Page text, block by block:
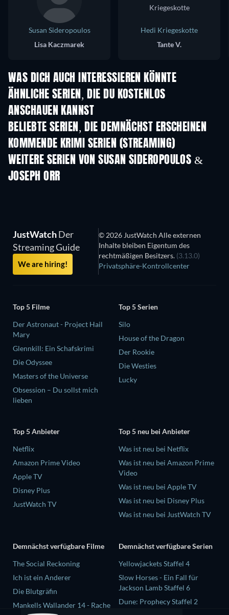
Susan Sideropoulos
Lisa Kaczmarek
Hedi Kriegeskotte
Tante V.
WAS DICH AUCH INTERESSIEREN KÖNNTE
Serie Serie
ÄHNLICHE SERIEN, DIE DU KOSTENLOS
ANSCHAUEN KANNST
Serie
BELIEBTE SERIEN, DIE DEMNÄCHST ERSCHEINEN
Serie Serie
KOMMENDE KRIMI SERIEN (STREAMING)
Staffel 6 Staffel 2
WEITERE SERIEN VON SUSAN SIDEROPOULOS &
JOSEPH ORR
JustWatchDer
Streaming Guide
We are hiring!
© 2026 JustWatch Alle externen
Inhalte bleiben Eigentum des
rechtmäßigen Besitzers. (3.13.0)
Privatsphäre-Kontrollcenter
Top 5 Filme
Der Astronaut - Project Hail
Mary
Glennkill: Ein Schafskrimi
Die Odyssee
Masters of the Universe
Obsession – Du sollst mich
lieben
Top 5 Serien
Silo
House of the Dragon
Der Rookie
Die Westies
Lucky
Top 5 Anbieter
Netflix
Amazon Prime Video
Apple TV
Disney Plus
JustWatch TV
Top 5 neu bei Anbieter
Was ist neu bei Netflix
Was ist neu bei Amazon Prime
Video
Was ist neu bei Apple TV
Was ist neu bei Disney Plus
Was ist neu bei JustWatch TV
Demnächst verfügbare Filme
The Social Reckoning
Ich ist ein Anderer
Die Blutgräfin
Mankells Wallander 14 - Rache
Demnächst verfügbare Serien
Yellowjackets Staffel 4
Slow Horses - Ein Fall für
Jackson Lamb Staffel 6
Dune: Prophecy Staffel 2